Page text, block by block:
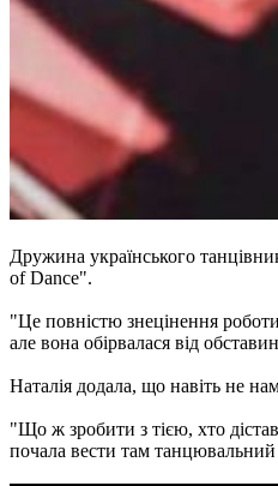
Дружина українського
of Dance".
"Це повністю знецінення
але вона обірвалася від
Наталія додала, що навіть не
"Що ж зробити з тією, хто
почала вести там танцювальний